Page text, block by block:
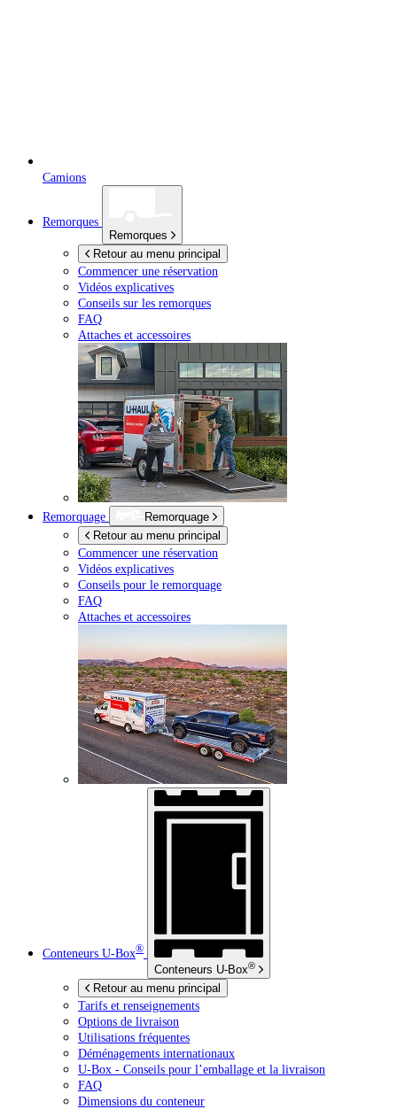
Camions
Remorques
Remorques
Retour au menu principal
Commencer une réservation
Vidéos explicatives
Conseils sur les remorques
FAQ
Attaches et accessoires
Remorquage
Remorquage
Retour au menu principal
Commencer une réservation
Vidéos explicatives
Conseils pour le remorquage
FAQ
Attaches et accessoires
Conteneurs U-Box®
Conteneurs U-Box®
Retour au menu principal
Tarifs et renseignements
Options de livraison
Utilisations fréquentes
Déménagements internationaux
U-Box - Conseils pour l’emballage et la livraison
FAQ
Dimensions du conteneur